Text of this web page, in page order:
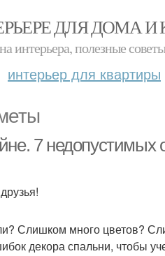
ДЛЯ ДОМА И
интерьера, полезные
интерьер для квартиры
7 недопустимых
Слишком много цветов?
декора спальни, чтобы